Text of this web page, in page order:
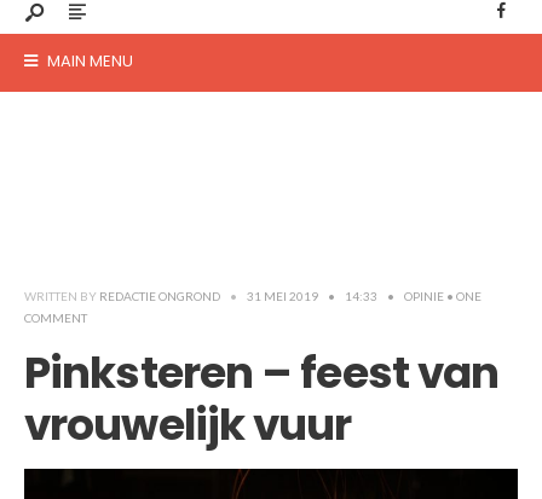
MAIN MENU
WRITTEN BY REDACTIE ONGROND • 31 MEI 2019 • 14:33 • OPINIE • ONE
COMMENT
Pinksteren – feest van
vrouwelijk vuur